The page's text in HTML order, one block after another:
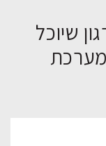
שיוכל